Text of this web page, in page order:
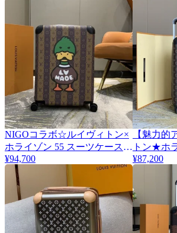
NIGOコラボ☆ルイヴィトン×
ホライゾン 55 スーツケース
コピー M20481
¥94,700
【魅力的
トン★ホ
ース コピ
¥87,200